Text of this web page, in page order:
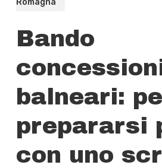
Bando
balneari:
prepararsi
con uno